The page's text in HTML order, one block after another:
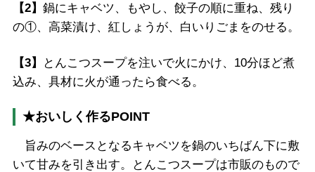
【2】 鍋にキャベツ、もやし、餃子の順に重ね、残り
の①、高菜漬け、紅しょうが、白いりごまをのせる。
【3】
とんこつスープを注いで火にかけ、10分ほど煮
込み、具材に火が通ったら食べる。
★おいしく作るPOINT
旨みのベースとなるキャベツを鍋のいちばん下に敷
いて甘みを引き出す。とんこつスープは市販のもので